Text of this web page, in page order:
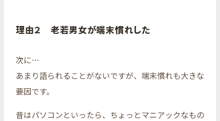
理由２ 老若男女が端末慣れした
次に…
あまり語られることがないですが、端末慣れも大きな
要因です。
昔はパソコンといったら、ちょっとマニアックなもの